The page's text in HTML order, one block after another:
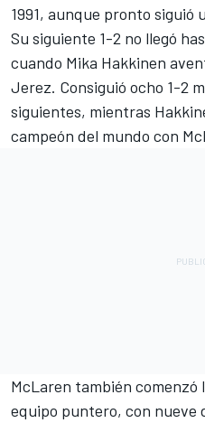
1991, aunque pronto siguió
Su siguiente 1-2 no llegó
cuando Mika Hakkinen
Jerez. Consiguió ocho 1-2
siguientes, mientras
campeón del mundo con
McLaren también comenzó
equipo puntero, con nueve